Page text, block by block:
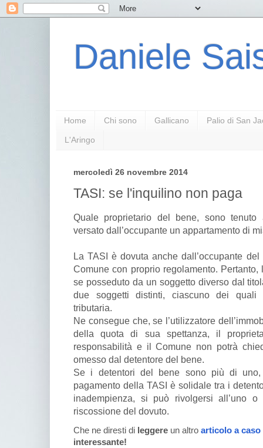
Daniele
Home Chi sono Gallicano Palio di San
L'Aringo
mercoledì 26 novembre 2014
TASI: se l'inquilino non paga
Quale proprietario del bene, sono
versato dall’occupante un appartamento di
La TASI è dovuta anche dall’occupante
Comune con proprio regolamento.
se posseduto da un soggetto diverso dal
due soggetti distinti, ciascuno dei quali
tributaria.
Ne consegue che, se l’utilizzatore
della quota di sua spettanza, il
responsabilità e il Comune non potrà
omesso dal detentore del bene.
Se i detentori del bene sono più di
pagamento della TASI è solidale tra i
inadempienza, si può rivolgersi all’uno
riscossione del dovuto.
Che ne diresti di leggere un altro articolo a caso
interessante!